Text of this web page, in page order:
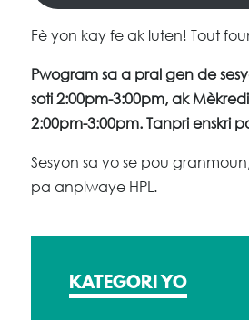
Fè yon kay fe ak luten! Tout
Pwogram sa a pral gen de
soti 2:00pm-3:00pm, ak
2:00pm-3:00pm. Tanpri enskri
Sesyon sa yo se pou
pa anplwaye HPL.
KATEGORI YO